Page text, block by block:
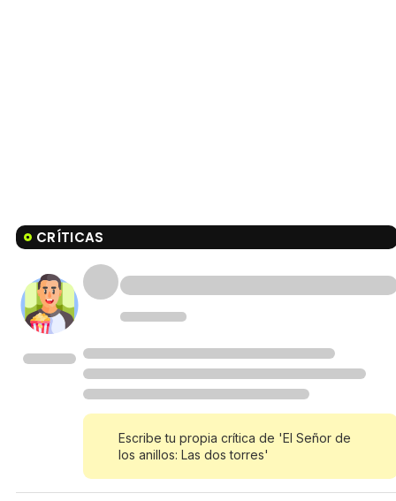
CRÍTICAS
Escribe tu propia crítica de 'El Señor de
los anillos: Las dos torres'